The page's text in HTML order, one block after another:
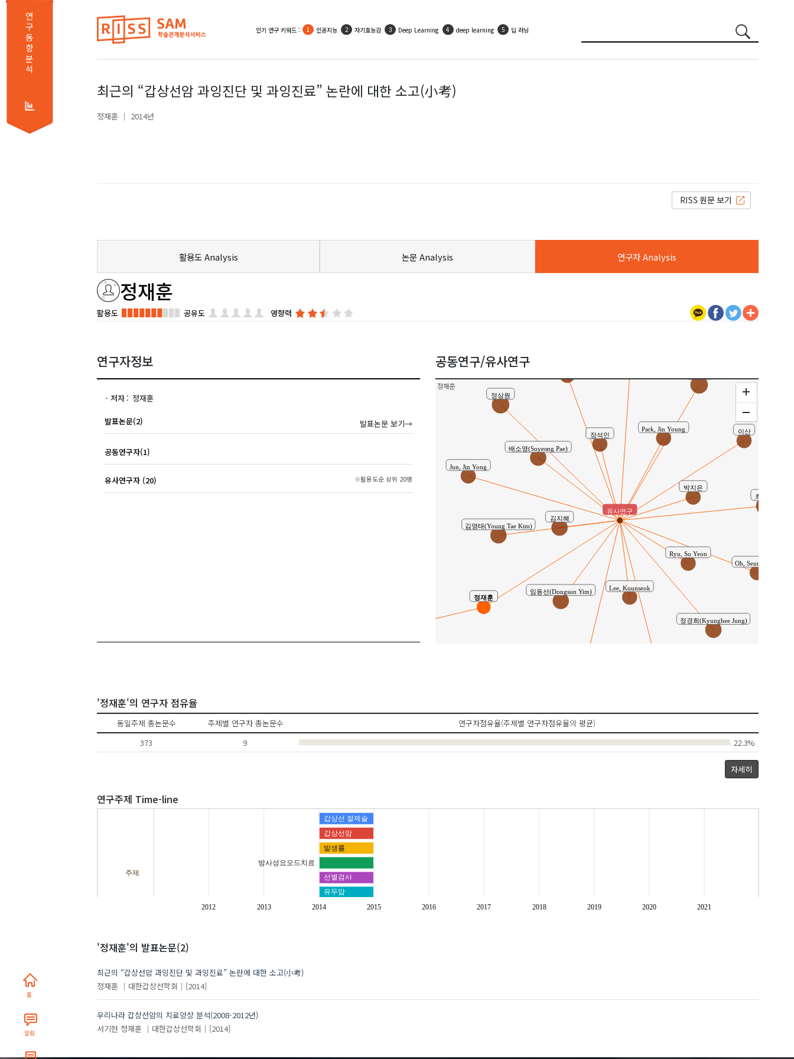
연
구
동
향
분
석
홈
알림
최근의 “갑상선암 과잉진단 및 과잉진료” 논란에 대한 소고(小考)
정재훈 2014년
활용도 Analysis 논문 Analysis 연구자 Analysis
정재훈
활용도 공유도 영향력
연구자정보
저자 정재훈
발표논문(2) 발표논문 보기→
공동연구자(1)
유사연구자 (20) ※활용도순 상위 20명
공동연구/유사연구
정재훈
Jun, Jin Yong
Lee, Kounseok
Oh, Seung-Taek
Park, Jin Young
Ryu, So Yeon
김영태(Young Tae Kim)
김지혜
박지은
배소영(Soyeong Pae)
이산
임동선(Dongsun Yim)
장석인
정경희(Kyunghee Jung)
정상원
최성호
정재훈
유사연구
'정재훈'의 연구자 점유율
동일주제 총논문수 주제별 연구자 총논문수
연구자점유율(주제별 연구자점유율의 평균)
373
9 22.3%
자세히
연구주제 Time-line
2012 2013 2014 2015 2016 2017 2018 2019 2020 2021
주제
갑상선 절제술
갑상선암
발생률
방사성요오드치료
선별검사
유두암
진료지침.
'정재훈'의 발표논문(2)
최근의 “갑상선암 과잉진단 및 과잉진료” 논란에 대한 소고(小考)
정재훈
대한갑상선학회 [2014]
우리나라 갑상선암의 치료양상 분석(2008-2012년)
서기현 정재훈 대한갑상선학회 [2014]